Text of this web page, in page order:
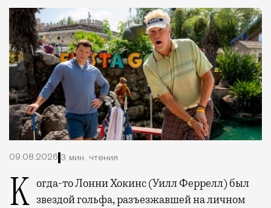
09.08.2026 3 мин. чтения
Когда-то Лонни Хокинс (Уилл Феррелл) был звездой гольфа, разъезжавшей на личном